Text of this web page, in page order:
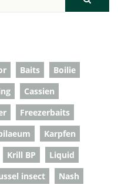
Baits
Boilie
Cassien
Freezerbaits
Karpfen
Krill BP
Liquid
insect
Nash